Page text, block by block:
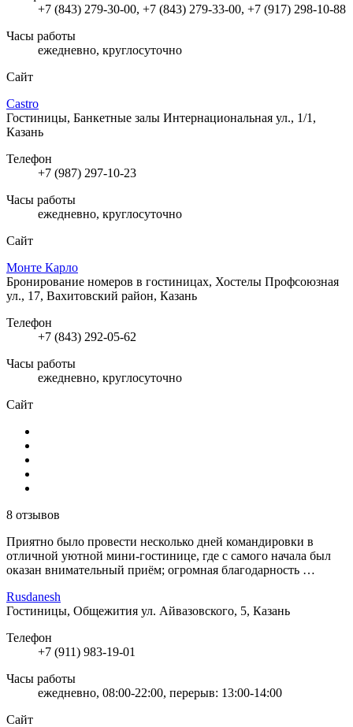
+7 (843) 279-30-00, +7 (843) 279-33-00, +7 (917) 298-10-88
Часы работы
ежедневно, круглосуточно
Сайт
Castro
Гостиницы, Банкетные залы Интернациональная ул., 1/1,
Казань
Телефон
+7 (987) 297-10-23
Часы работы
ежедневно, круглосуточно
Сайт
Монте Карло
Бронирование номеров в гостиницах, Хостелы Профсоюзная
ул., 17, Вахитовский район, Казань
Телефон
+7 (843) 292-05-62
Часы работы
ежедневно, круглосуточно
Сайт
8 отзывов
Приятно было провести несколько дней командировки в
отличной уютной мини-гостинице, где с самого начала был
оказан внимательный приём; огромная благодарность …
Rusdanesh
Гостиницы, Общежития ул. Айвазовского, 5, Казань
Телефон
+7 (911) 983-19-01
Часы работы
ежедневно, 08:00-22:00, перерыв: 13:00-14:00
Сайт